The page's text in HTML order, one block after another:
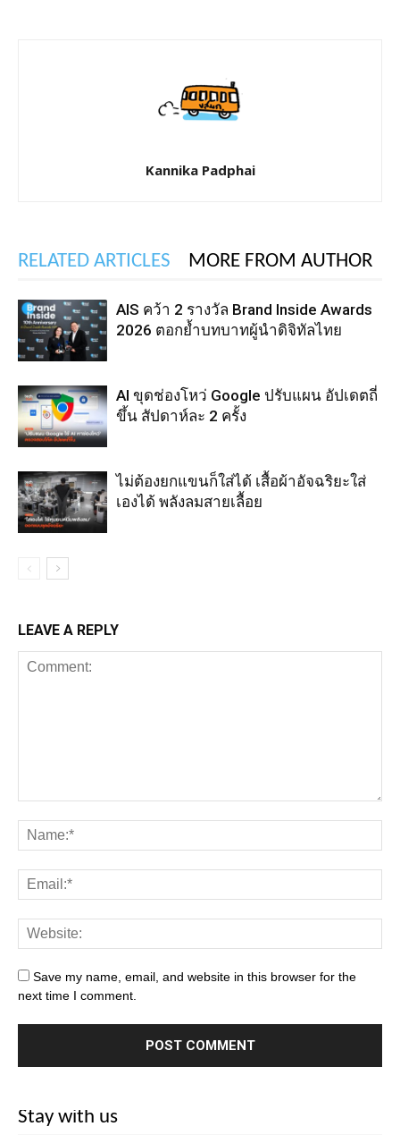
Kannika Padphai
RELATED ARTICLES MORE FROM AUTHOR
AIS คว้า 2 รางวัล Brand Inside Awards
2026 ตอกย้ำบทบาทผู้นำดิจิทัลไทย
AI ขุดช่องโหว่ Google ปรับแผน อัปเดตถี่
ขึ้น สัปดาห์ละ 2 ครั้ง
ไม่ต้องยกแขนก็ใส่ได้ เสื้อผ้าอัจฉริยะใส่
เองได้ พลังลมสายเลื้อย
LEAVE A REPLY
Save my name, email, and website in this browser for the
next time I comment.
Stay with us